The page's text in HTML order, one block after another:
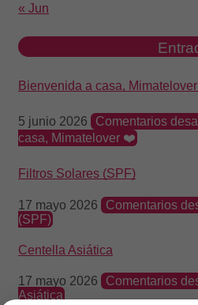
« Jun
Bienvenida a casa,
5 junio 2026 Comentarios
casa, Mimatelover ❤️
Filtros Solares (SPF)
17 mayo 2026 Comentarios
(SPF)
Centella Asiática
17 mayo 2026 Comentarios
Asiática